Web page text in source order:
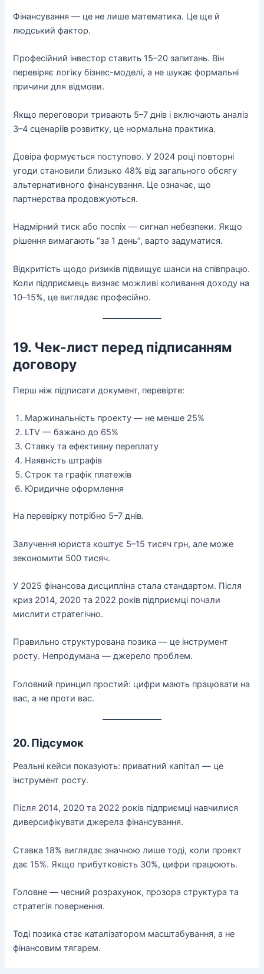
Фінансування — це не лише математика. Це ще й
людський фактор.
Професійний інвестор ставить 15–20 запитань. Він
перевіряє логіку бізнес-моделі, а не шукає формальні
причини для відмови.
Якщо переговори тривають 5–7 днів і включають аналіз
3–4 сценаріїв розвитку, це нормальна практика.
Довіра формується поступово. У 2024 році повторні
угоди становили близько 48% від загального обсягу
альтернативного фінансування. Це означає, що
партнерства продовжуються.
Надмірний тиск або поспіх — сигнал небезпеки. Якщо
рішення вимагають “за 1 день”, варто задуматися.
Відкритість щодо ризиків підвищує шанси на співпрацю.
Коли підприємець визнає можливі коливання доходу на
10–15%, це виглядає професійно.
19. Чек-лист перед підписанням
договору
Перш ніж підписати документ, перевірте:
Маржинальність проекту — не менше 25%
LTV — бажано до 65%
Ставку та ефективну переплату
Наявність штрафів
Строк та графік платежів
Юридичне оформлення
На перевірку потрібно 5–7 днів.
Залучення юриста коштує 5–15 тисяч грн, але може
зекономити 500 тисяч.
У 2025 фінансова дисципліна стала стандартом. Після
криз 2014, 2020 та 2022 років підприємці почали
мислити стратегічно.
Правильно структурована позика — це інструмент
росту. Непродумана — джерело проблем.
Головний принцип простий: цифри мають працювати на
вас, а не проти вас.
20. Підсумок
Реальні кейси показують: приватний капітал — це
інструмент росту.
Після 2014, 2020 та 2022 років підприємці навчилися
диверсифікувати джерела фінансування.
Ставка 18% виглядає значною лише тоді, коли проект
дає 15%. Якщо прибутковість 30%, цифри працюють.
Головне — чесний розрахунок, прозора структура та
стратегія повернення.
Тоді позика стає каталізатором масштабування, а не
фінансовим тягарем.